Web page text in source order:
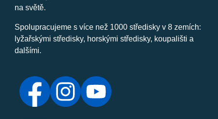
na světě.
Spolupracujeme s více než 1000 středisky v 8 zemích:
lyžařskými středisky, horskými středisky, koupališti a
dalšími.